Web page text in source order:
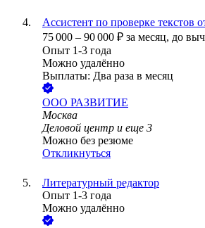
Ассистент по проверке текстов
75 000 – 90 000 ₽ за месяц, до
Опыт 1-3 года
Можно удалённо
Выплаты: Два раза в месяц
ООО РАЗВИТИЕ
Москва
Деловой центр и еще 3
Можно без резюме
Откликнуться
Литературный редактор
Опыт 1-3 года
Можно удалённо